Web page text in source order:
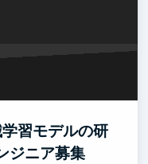
学習モデルの研
ジニア募集